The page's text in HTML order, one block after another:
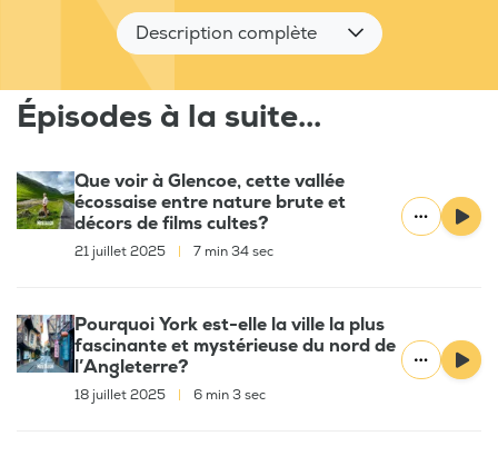
Description complète
Épisodes à la suite...
Que voir à Glencoe, cette vallée
écossaise entre nature brute et
décors de films cultes?
21 juillet 2025 7 min 34 sec
Pourquoi York est-elle la ville la plus
fascinante et mystérieuse du nord de
l’Angleterre?
18 juillet 2025 6 min 3 sec